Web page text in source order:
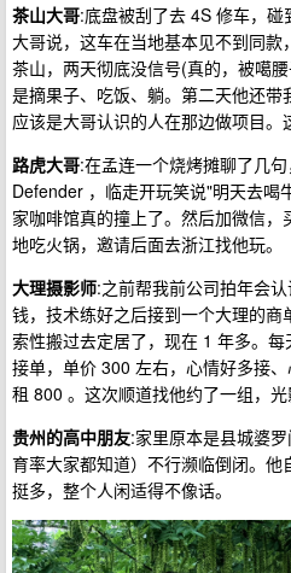
茶山大哥:底盘被刮了去 4S 修车，
大哥说，这车在当地基本见不到同
茶山，两天彻底没信号(真的，被噶
是摘果子、吃饭、躺。第二天他还带
应该是大哥认识的人在那边做项目。
路虎大哥:在孟连一个烧烤摊聊了几
Defender ，临走开玩笑说"明天去喝
家咖啡馆真的撞上了。然后加微信
地吃火锅，邀请后面去浙江找他玩。
大理摄影师:之前帮我前公司拍年会
钱，技术练好之后接到一个大理的商
索性搬过去定居了，现在 1 年多。
接单，单价 300 左右，心情好多接
租 800 。这次顺道找他约了一组，光
贵州的高中朋友:家里原本是县城婆
育率大家都知道）不行濒临倒闭。他
挺多，整个人闲适得不像话。